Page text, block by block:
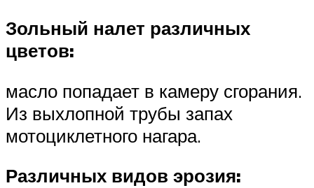
Зольный налет различных
цветов:
масло попадает в камеру сгорания.
Из выхлопной трубы запах
мотоциклетного нагара.
Различных видов эрозия: